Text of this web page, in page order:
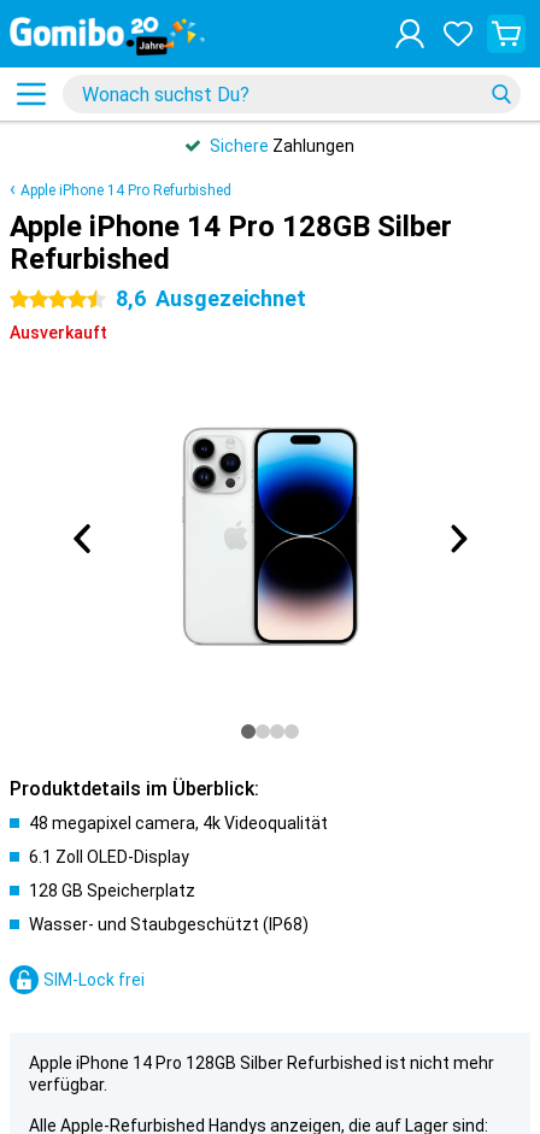
Sichere Zahlungen
Apple iPhone 14 Pro Refurbished
Apple iPhone 14 Pro 128GB Silber
Refurbished
4.5 Sterne 8,6 Ausgezeichnet
Ausverkauft
Produktdetails im Überblick:
48 megapixel camera, 4k Videoqualität
6.1 Zoll OLED-Display
128 GB Speicherplatz
Wasser- und Staubgeschützt (IP68)
SIM-Lock frei
Apple iPhone 14 Pro 128GB Silber Refurbished ist nicht mehr
verfügbar.
Alle Apple-Refurbished Handys anzeigen, die auf Lager sind: